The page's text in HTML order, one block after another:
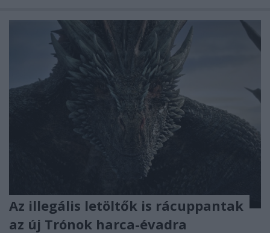
Az illegális letöltők is rácuppantak
az új Trónok harca-évadra